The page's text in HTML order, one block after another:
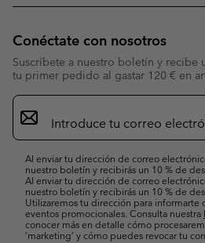
Conéctate con nosotros
Suscríbete a nuestro boletín y recibe
tu primer pedido al gastar 120 € en
Suscripción
de
correo
Al enviar tu dirección de correo
nuestro boletín y recibirás un 10 % de
Al enviar tu dirección de correo
nuestro boletín y recibirás un 10 % de
Utilizaremos tu dirección para informarte
eventos promocionales. Consulta nuestra
conocer más en detalle cómo
’marketing’ y cómo puedes revocar tu